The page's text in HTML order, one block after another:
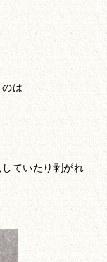
は
ていたり剥がれ